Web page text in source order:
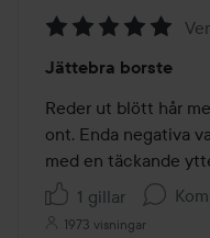
5
av
5
Jättebra borste
Reder ut blött hår
ont. Enda negativa
med en täckande
1 gillar
1973 visningar